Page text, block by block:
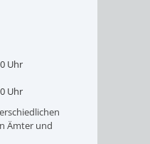
Uhr
Uhr
Ämter und